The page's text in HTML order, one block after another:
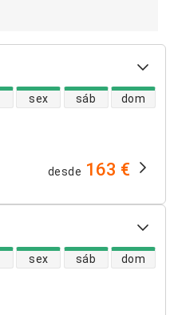
sex sáb dom
desde 163 €
sex sáb dom